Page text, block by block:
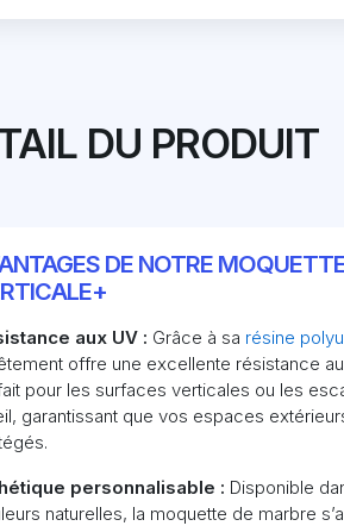
DU PRODUIT
DE NOTRE
aux UV : Grâce à sa résine
offre une excellente résistance
pour les surfaces verticales ou les
garantissant que vos espaces
personnalisable : Disponible
naturelles, la moquette de marbre